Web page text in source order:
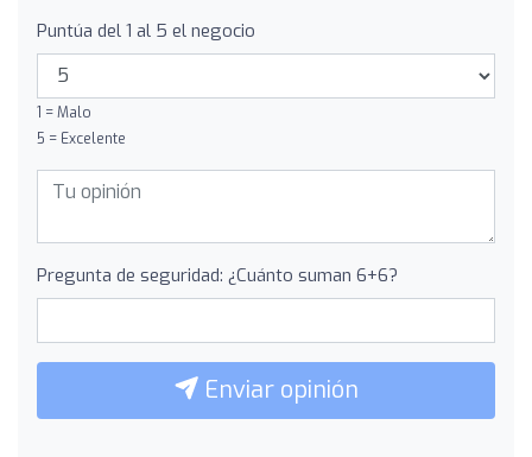
Puntúa del 1 al 5 el negocio
1 = Malo
5 = Excelente
Pregunta de seguridad: ¿Cuánto suman 6+6?
Enviar opinión